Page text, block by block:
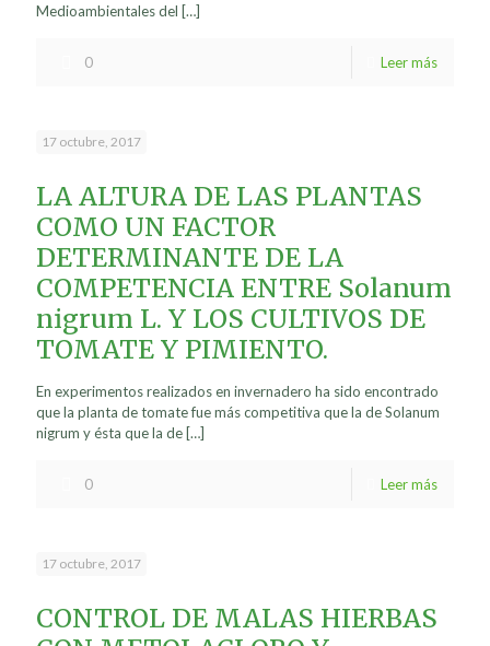
Medioambientales del […]
0 Leer más
17 octubre, 2017
LA ALTURA DE LAS PLANTAS
COMO UN FACTOR
DETERMINANTE DE LA
COMPETENCIA ENTRE Solanum
nigrum L. Y LOS CULTIVOS DE
TOMATE Y PIMIENTO.
En experimentos realizados en invernadero ha sido encontrado
que la planta de tomate fue más competitiva que la de Solanum
nigrum y ésta que la de […]
0 Leer más
17 octubre, 2017
CONTROL DE MALAS HIERBAS